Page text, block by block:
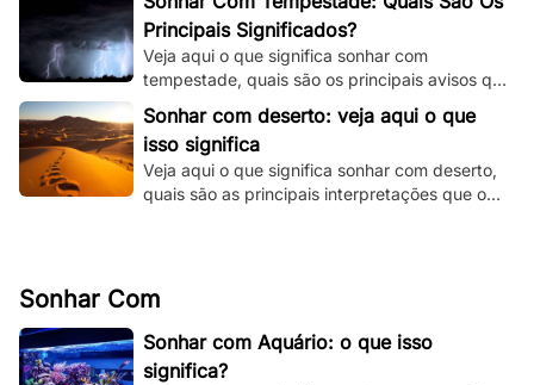
Principais Significados?
Veja aqui o que significa sonhar com
tempestade, quais são os principais avisos que
o seu subconsciente está tentando te dizer e
muito mais.
Sonhar com deserto: veja aqui o que
isso significa
Veja aqui o que significa sonhar com deserto,
quais são as principais interpretações que o
Sonhar Com
Sonhar com Aquário: o que isso
significa?